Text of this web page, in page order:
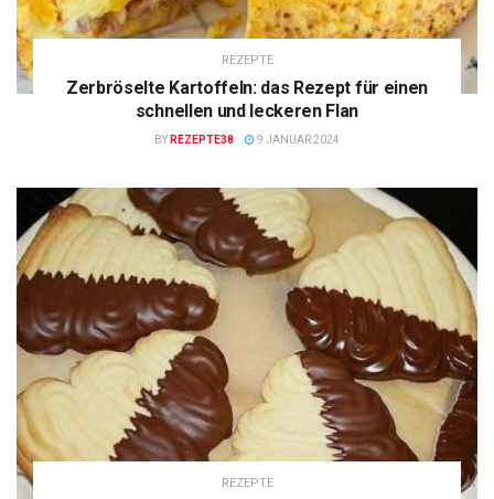
REZEPTE
Zerbröselte Kartoffeln: das Rezept für einen
schnellen und leckeren Flan
BY REZEPTE38 9 JANUAR 2024
REZEPTE